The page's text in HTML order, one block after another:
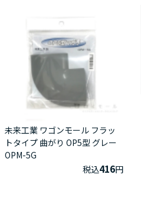
未来工業 ワゴンモール フラッ
トタイプ 曲がり OP5型 グレー
OPM-5G
税込416円